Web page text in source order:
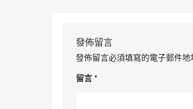
發佈留言
發佈留言必須填寫的電子郵件地
留言*